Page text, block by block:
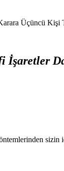
Üçüncü Kişi
İşaretler